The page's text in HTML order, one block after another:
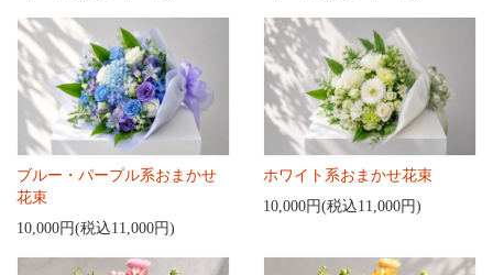
ブルー・パープル系おまかせ
花束
10,000円(税込11,000円)
ホワイト系おまかせ花束
10,000円(税込11,000円)